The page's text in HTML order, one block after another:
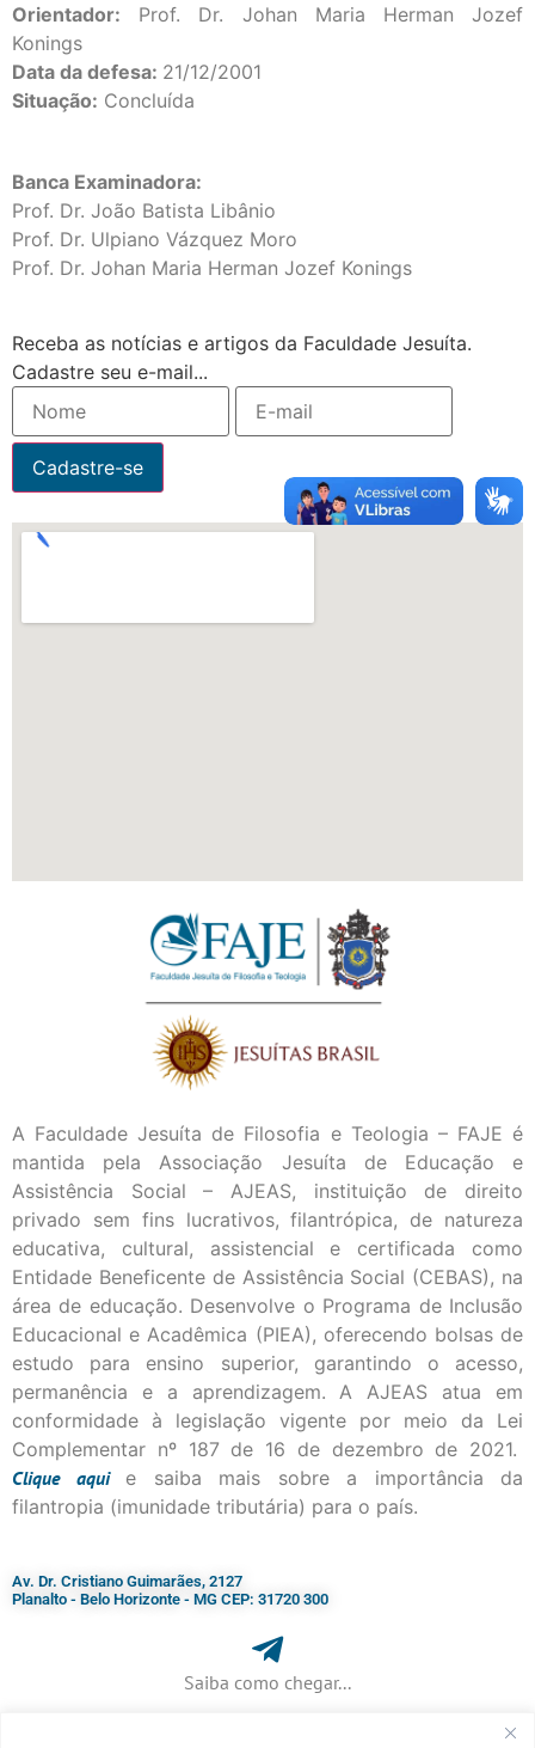
Orientador: Prof. Dr. Johan Maria Herman Jozef
Konings
Data da defesa: 21/12/2001
Situação: Concluída
Banca Examinadora:
Prof. Dr. João Batista Libânio
Prof. Dr. Ulpiano Vázquez Moro
Prof. Dr. Johan Maria Herman Jozef Konings
Receba as notícias e artigos da Faculdade Jesuíta.
Cadastre seu e-mail...
A Faculdade Jesuíta de Filosofia e Teologia – FAJE é
mantida pela Associação Jesuíta de Educação e
Assistência Social – AJEAS, instituição de direito
privado sem fins lucrativos, filantrópica, de natureza
educativa, cultural, assistencial e certificada como
Entidade Beneficente de Assistência Social (CEBAS), na
área de educação. Desenvolve o Programa de Inclusão
Educacional e Acadêmica (PIEA), oferecendo bolsas de
estudo para ensino superior, garantindo o acesso,
permanência e a aprendizagem. A AJEAS atua em
conformidade à legislação vigente por meio da Lei
Complementar nº 187 de 16 de dezembro de 2021.
Cliqueaqui
e saiba mais sobre a importância da
filantropia (imunidade tributária) para o país.
Av. Dr. Cristiano Guimarães, 2127
Planalto - Belo Horizonte - MG CEP: 31720 300
Saiba como chegar...